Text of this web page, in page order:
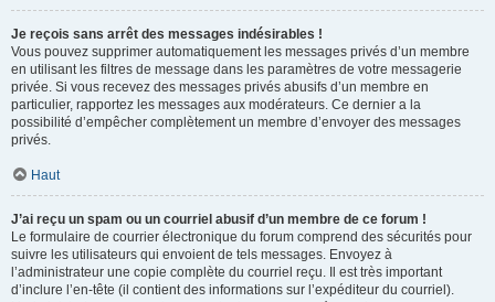
Je reçois sans arrêt des messages indésirables !
Vous pouvez supprimer automatiquement les messages privés d’un membre
en utilisant les filtres de message dans les paramètres de votre messagerie
privée. Si vous recevez des messages privés abusifs d’un membre en
particulier, rapportez les messages aux modérateurs. Ce dernier a la
possibilité d’empêcher complètement un membre d’envoyer des messages
privés.
Haut
J’ai reçu un spam ou un courriel abusif d’un membre de ce forum !
Le formulaire de courrier électronique du forum comprend des sécurités pour
suivre les utilisateurs qui envoient de tels messages. Envoyez à
l’administrateur une copie complète du courriel reçu. Il est très important
d’inclure l’en-tête (il contient des informations sur l’expéditeur du courriel).